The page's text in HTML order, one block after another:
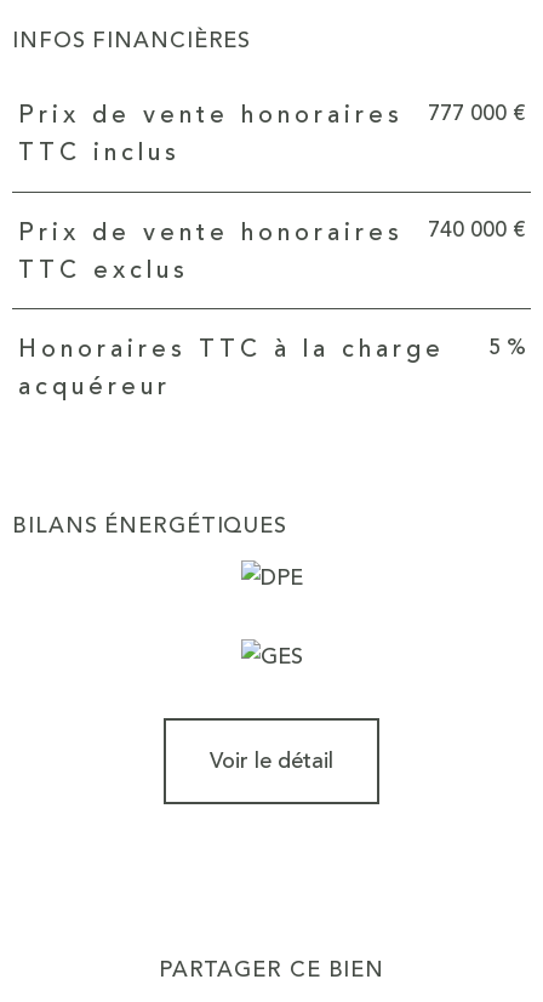
INFOS FINANCIÈRES
Caractéristiques Valeurs
Prix de vente honoraires
TTC inclus
777 000 €
Prix de vente honoraires
TTC exclus
740 000 €
Honoraires TTC à la charge
acquéreur
5 %
BILANS ÉNERGÉTIQUES
Voir le détail
PARTAGER CE BIEN